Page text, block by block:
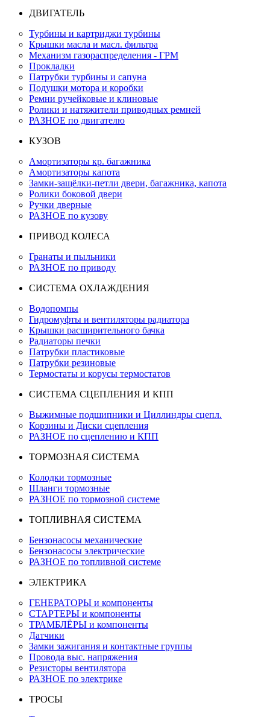
ДВИГАТЕЛЬ
Турбины и картриджи турбины
Крышки масла и масл. фильтра
Механизм газораспределения - ГРМ
Прокладки
Патрубки турбины и сапуна
Подушки мотора и коробки
Ремни ручейковые и клиновые
Ролики и натяжители приводных ремней
РАЗНОЕ по двигателю
КУЗОВ
Амортизаторы кр. багажника
Амортизаторы капота
Замки-защёлки-петли двери, багажника, капота
Ролики боковой двери
Ручки дверные
РАЗНОЕ по кузову
ПРИВОД КОЛЕСА
Гранаты и пыльники
РАЗНОЕ по приводу
СИСТЕМА ОХЛАЖДЕНИЯ
Водопомпы
Гидромуфты и вентиляторы радиатора
Крышки расширительного бачка
Радиаторы печки
Патрубки пластиковые
Патрубки резиновые
Термостаты и корусы термостатов
СИСТЕМА СЦЕПЛЕНИЯ И КПП
Выжимные подшипники и Циллиндры сцепл.
Корзины и Диски сцепления
РАЗНОЕ по сцеплению и КПП
ТОРМОЗНАЯ СИСТЕМА
Колодки тормозные
Шланги тормозные
РАЗНОЕ по тормозной системе
ТОПЛИВНАЯ СИСТЕМА
Бензонасосы механические
Бензонасосы электрические
РАЗНОЕ по топливной системе
ЭЛЕКТРИКА
ГЕНЕРАТОРЫ и компоненты
СТАРТЕРЫ и компоненты
ТРАМБЛЁРЫ и компоненты
Датчики
Замки зажигания и контактные группы
Провода выс. напряжения
Резисторы вентилятора
РАЗНОЕ по электрике
ТРОСЫ